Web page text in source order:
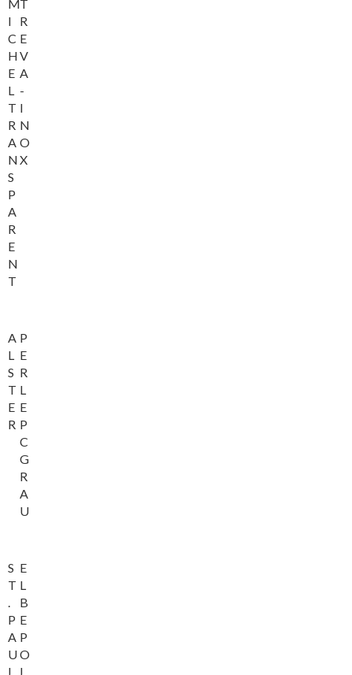
M
I
C
H
E
L
T
R
A
N
S
P
A
R
E
N
T
T
R
E
V
A
-
I
N
O
X
A
L
S
T
E
R
P
E
R
L
E
P
C
G
R
A
U
S
T
.
P
A
U
L
E
L
B
E
P
O
L